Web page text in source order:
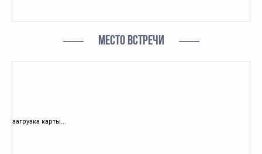
МЕСТО ВСТРЕЧИ
загрузка карты...